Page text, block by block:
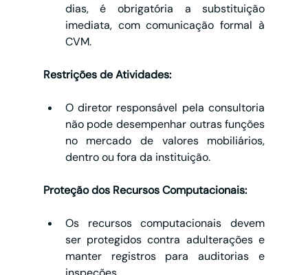
dias, é obrigatória a substituição
imediata, com comunicação formal à
CVM.
Restrições de Atividades:
O diretor responsável pela consultoria
não pode desempenhar outras funções
no mercado de valores mobiliários,
dentro ou fora da instituição.
Proteção dos Recursos Computacionais:
Os recursos computacionais devem
ser protegidos contra adulterações e
manter registros para auditorias e